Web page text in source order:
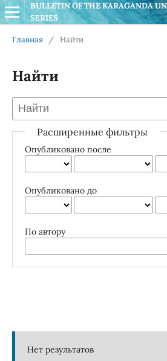
BULLETIN OF THE KARAGANDA
SERIES
Главная / Найти
Найти
Расширенные фильтры
Опубликовано после
Опубликовано до
По автору
Нет результатов